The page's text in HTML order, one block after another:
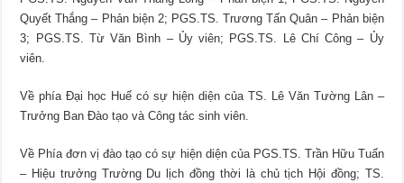
Quyết Thắng – Phản biện 2; PGS.TS. Trương Tấn Quân – Phản biện
3; PGS.TS. Từ Văn Bình – Ủy viên; PGS.TS. Lê Chí Công – Ủy
viên.
Về phía Đại học Huế có sự hiện diện của TS. Lê Văn Tường Lân –
Trưởng Ban Đào tạo và Công tác sinh viên.
Về Phía đơn vị đào tạo có sự hiện diện của PGS.TS. Trần Hữu Tuấn
– Hiệu trưởng Trường Du lịch đồng thời là chủ tịch Hội đồng; TS.